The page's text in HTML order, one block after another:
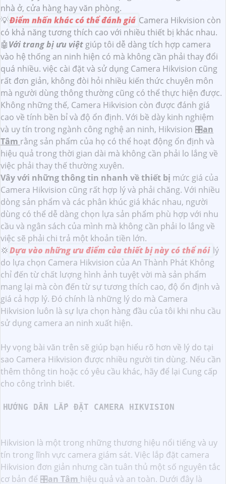
nhà ở, cửa hàng hay văn phòng.
💡Điểm nhấn khác có thể đánh giá Camera Hikvision còn
có khả năng tương thích cao với nhiều thiết bị khác nhau.
🤖️Với trang bị ưu việt giúp tôi dễ dàng tích hợp camera
vào hệ thống an ninh hiện có mà không cần phải thay đổi
quá nhiều. việc cài đặt và sử dụng Camera Hikvision cũng
rất đơn giản, không đòi hỏi nhiều kiến thức chuyên môn
mà người dùng thông thường cũng có thể thực hiện được.
Không những thế, Camera Hikvision còn được đánh giá
cao về tính bền bỉ và độ ổn định. Với bề dày kinh nghiệm
và uy tín trong ngành công nghệ an ninh, Hikvision 🎛an
Tâm rằng sản phẩm của họ có thể hoạt động ổn định và
hiệu quả trong thời gian dài mà không cần phải lo lắng về
việc phải thay thế thường xuyên.
Vây với những thông tin nhanh về thiết bị mức giá của
Camera Hikvision cũng rất hợp lý và phải chăng. Với nhiều
dòng sản phẩm và các phân khúc giá khác nhau, người
dùng có thể dễ dàng chọn lựa sản phẩm phù hợp với nhu
cầu và ngân sách của mình mà không cần phải lo lắng về
việc sẽ phải chi trả một khoản tiền lớn.
💢Dựa vào những ưu điểm của thiết bị này có thể nói lý
do lựa chọn Camera Hikvision của An Thành Phát Không
chỉ đến từ chất lượng hình ảnh tuyệt vời mà sản phẩm
mang lại mà còn đến từ sự tương thích cao, độ ổn định và
giá cả hợp lý. Đó chính là những lý do mà Camera
Hikvision luôn là sự lựa chọn hàng đầu của tôi khi nhu cầu
sử dụng camera an ninh xuất hiện.
Hy vọng bài văn trên sẽ giúp bạn hiểu rõ hơn về lý do tại
sao Camera Hikvision được nhiều người tin dùng. Nếu cần
thêm thông tin hoặc có yêu cầu khác, hãy để lại Cung cấp
cho công trình biết.
HƯỚNG DẪN LẮP ĐẶT CAMERA HIKVISION
Hikvision là một trong những thương hiệu nổi tiếng và uy
tín trong lĩnh vực camera giám sát. Việc lắp đặt camera
Hikvision đơn giản nhưng cần tuân thủ một số nguyên tắc
cơ bản để 🎛an Tâm hiệu quả và an toàn. Dưới đây là